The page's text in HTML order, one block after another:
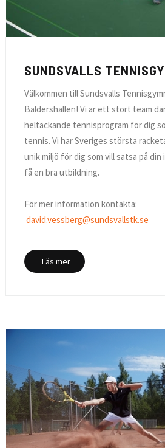
SUNDSVALLS
Välkommen till Sundsvalls
Baldershallen! Vi är ett stort team
heltäckande tennisprogram för dig
tennis. Vi har Sveriges största
unik miljö för dig som vill satsa på
få en bra utbildning.
För mer information kontakta:
david.vessberg@sundsvallstk.se
Läs mer